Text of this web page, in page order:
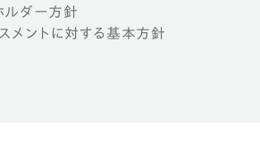
ルダー方針
メントに対する基本方針